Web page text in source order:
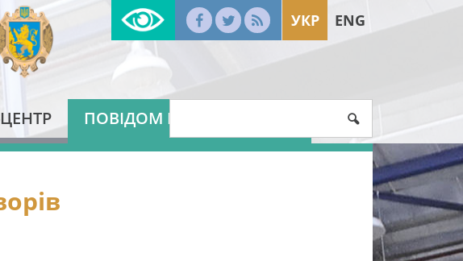
УКР ENG
ПОВІДОМ ПРО КОРУПЦІЮ